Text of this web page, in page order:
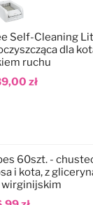
zł
Self-Cleaning
dla
ruchu
60szt. -
i kota, z
wirginijskim